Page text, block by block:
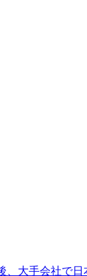
大手会社で